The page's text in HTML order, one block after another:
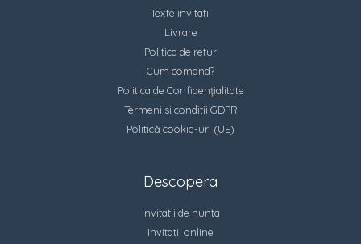
Texte invitatii
Livrare
Politica de retur
Cum comand?
Politica de Confidențialitate
Termeni si conditii GDPR
Politică cookie-uri (UE)
Descopera
Invitatii de nunta
Invitatii online